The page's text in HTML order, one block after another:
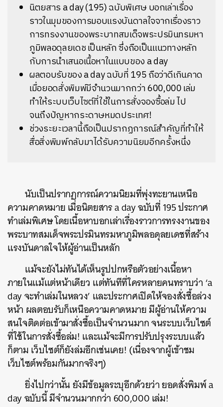
นิตยสาร a day (195) ฉบับพิเศษ บอกเล่าเรื่อง
ราวในมุมของการมอบแรงบันดาลใจจากเรื่องราว
การทรงงานของพระบาทสมเด็จพระปรมินทรมหา
ภูมิพลอดุลยเดช เป็นหลัก ซึ่งถือเป็นแนวทางหลัก
กับการนำเสนอเนื้อหาในแบบของ a day
ผลตอบรับของ a day ฉบับที่ 195 ถือว่าดีเกินคาด
เมื่อยอดสั่งพิมพ์มีจำนวนมากกว่า 600,000 เล่ม
ทำให้ระบบเว็บไซต์ที่ใช้ในการสั่งจองซื้อล่ม ไป
จนถึงปัญหากระดาษหมดประเทศ!
ช่วงระยะเวลานี้ถือเป็นปรากฏการณ์สำคัญที่ทำให้
สื่อสิ่งพิมพ์กลับมาได้รับความนิยมอีกครั้งหนึ่ง
นับเป็นปรากฏการณ์ความนิยมที่พุ่งทะยานเหนือ
ความคาดหมาย เมื่อนิตยสาร a day ฉบับที่ 195 ประกาศ
ทำเล่มพิเศษ โดยเนื้อหาบอกเล่าเรื่องราวการทรงงานของ
พระบาทสมเด็จพระปรมินทรมหาภูมิพลอดุลยเดชที่สร้าง
แรงบันดาลใจให้ผู้อ่านเป็นหลัก
แม้จะยังไม่ทันได้เห็นรูปปกหรือตัวอย่างเนื้อหา
ภายในแม้แต่หน้าเดียว แต่ทันทีที่ใครหลายคนทราบว่า ‘a
day จะทำเล่มในหลวง’ และประกาศเปิดให้จองสั่งซื้อล่วง
หน้า ผลตอบรับก็เหนือความคาดหมาย มีผู้อ่านให้ความ
สนใจติดต่อเข้ามาสั่งซื้อเป็นจำนวนมาก จนระบบเว็บไซต์
ที่ใช้ในการสั่งซื้อล่ม! และแม้จะมีการปรับปรุงระบบแล้ว
ก็ตาม เว็บไซต์ก็ยังล่มอีกเช่นเคย! (เนื่องจากผู้เข้าชม
เว็บไซต์พร้อมกันมากจริงๆ)
ยิ่งไปกว่านั้น ยังมีข้อมูลระบุอีกด้วยว่า ยอดสั่งพิมพ์ a
day ฉบับนี้ มีจำนวนมากกว่า 600,000 เล่ม!